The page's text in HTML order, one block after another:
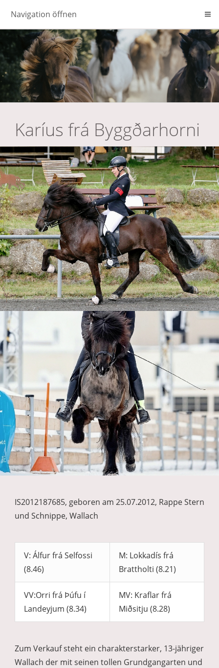
Navigation öffnen
Karíus frá Byggðarhorni
IS2012187685, geboren am 25.07.2012, Rappe Stern
und Schnippe, Wallach
V: Álfur frá Selfossi
(8.46)
M: Lokkadís frá
Brattholti (8.21)
VV:Orri frá Þúfu í
Landeyjum (8.34)
MV: Kraflar frá
Miðsitju (8.28)
Zum Verkauf steht ein charakterstarker, 13-jähriger
Wallach der mit seinen tollen Grundgangarten und